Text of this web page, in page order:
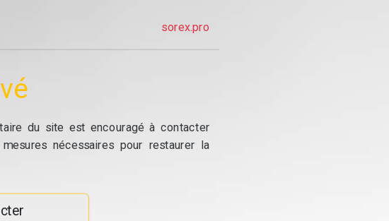
sorex.pro
du site est encouragé à contacter
nécessaires pour restaurer la